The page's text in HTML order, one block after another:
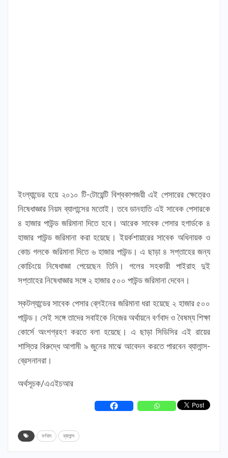
ইংল্যান্ডের হয়ে ২০১০ টি-টোয়েন্টি বিশ্বকাপজয়ী এই পেসারের ক্ষেত্রেও
নিষেধাজ্ঞার নিয়ম ব্যালান্সের মতোই। তবে ডানহাতি এই সাবেক পেসারকে
৪ হাজার পাউন্ড জরিমানা দিতে হবে। আরেক সাবেক পেসার হগার্ডকে ৪
হাজার পাউন্ড জরিমানা করা হয়েছে। ইয়র্কশায়ারের সাবেক অধিনায়ক ও
কোচ গলকে জরিমানা দিতে ৬ হাজার পাউন্ড। এ ছাড়া ৪ সপ্তাহের জন্য
কোচিংয়ে নিষেধাজ্ঞা পেয়েছেন তিনি। গলের সহকারী পাইরাহ দুই
সপ্তাহের নিষেধাজ্ঞার সঙ্গে ২ হাজার ৫০০ পাউন্ড জরিমানা দেবেন।
স্কটল্যান্ডের সাবেক পেসার ব্লেইনের জরিমানা ধরা হয়েছে ২ হাজার ৫০০
পাউন্ড। সেই সঙ্গে তাদের সবাইকে নিজের অর্থায়নে বর্ণবাদ ও বৈষম্য শিক্ষা
কোর্সে অংশগ্রহণ করতে বলা হয়েছে। এ ছাড়া সিডিসির এই রায়ের
শাস্তির বিরুদ্ধে আগামী ৯ ‍জুনের মাঝে আবেদন করতে পারবেন ব্যালান্স-
ব্রেসনানরা।
অর্থসূচক/এএইচআর
বর্ণবাদ ব্যালান্স